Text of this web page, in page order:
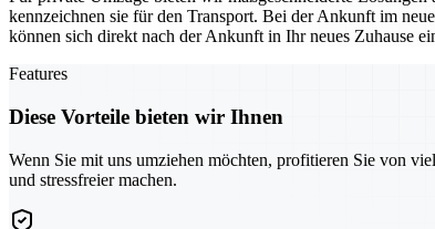
kennzeichnen sie für den Transport. Bei der Ankunft im
können sich direkt nach der Ankunft in Ihr neues Zuhause
Features
Diese Vorteile bieten wir Ihnen
Wenn Sie mit uns umziehen möchten, profitieren Sie von
und stressfreier machen.